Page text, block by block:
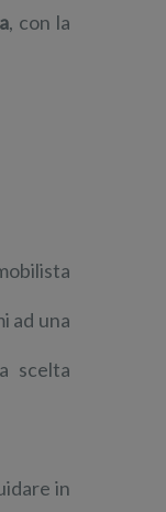
, con la
ad una
scelta
in